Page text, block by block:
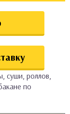
суши, роллов,
по